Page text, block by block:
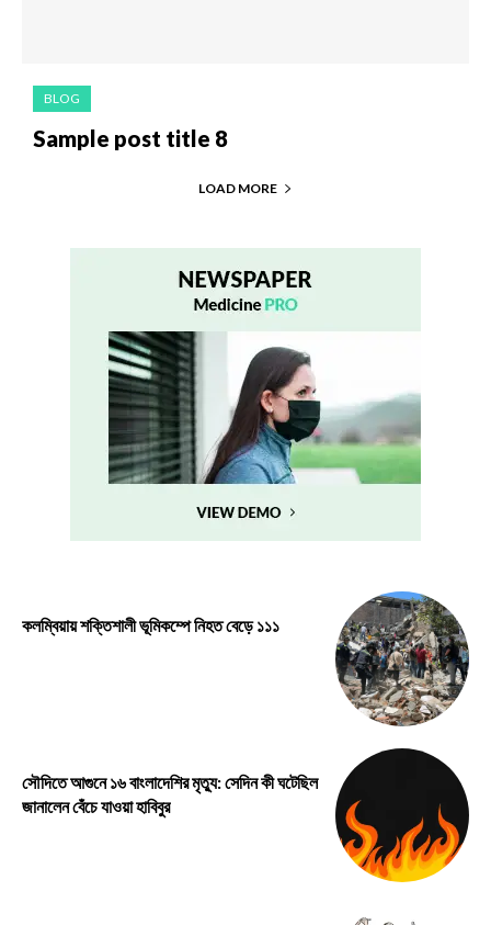
BLOG
Sample post title 8
LOAD MORE
কলম্বিয়ায় শক্তিশালী ভূমিকম্পে নিহত বেড়ে ১১১
সৌদিতে আগুনে ১৬ বাংলাদেশির মৃত্যু: সেদিন কী ঘটেছিল
জানালেন বেঁচে যাওয়া হাবিবুর